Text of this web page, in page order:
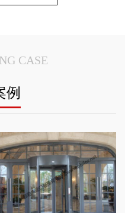
CASE
例
项目
动旋转门案例_苏
成都磁